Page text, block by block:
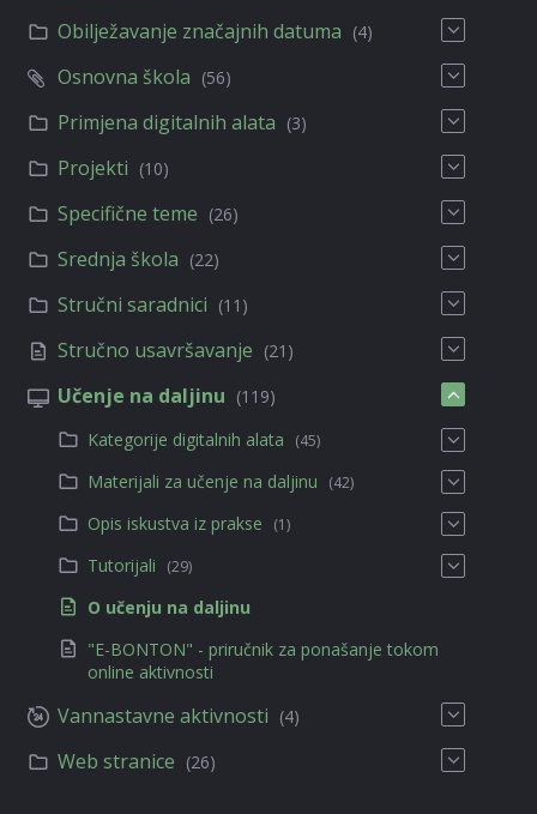
Obilježavanje značajnih datuma (4)
Osnovna škola (56)
Primjena digitalnih alata (3)
Projekti (10)
Specifične teme (26)
Srednja škola (22)
Stručni saradnici (11)
Stručno usavršavanje (21)
Učenje na daljinu (119)
Kategorije digitalnih alata
(45)
Materijali za učenje na daljinu (42)
Opis iskustva iz prakse (1)
Tutorijali (29)
O učenju na daljinu
"E-BONTON" - priručnik za ponašanje tokom
online aktivnosti
Vannastavne aktivnosti (4)
Web stranice (26)